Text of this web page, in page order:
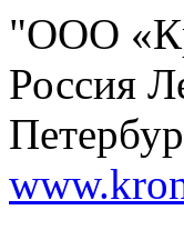
"ООО
Россия